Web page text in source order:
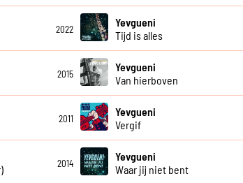
2022
Yevgueni
Tijd is alles
2015
Yevgueni
Van hierboven
2011
Yevgueni
Vergif
2014
Yevgueni
Waar jij niet bent